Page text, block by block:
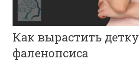
Как вырастить детку
фаленопсиса